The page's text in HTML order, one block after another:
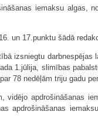
iemaksu
un 17.punktu šādā
izsniegtu
1.jūlija, slimības
78 nedēļām triju gadu
vidējo apdrošināšanas
apdrošināšanas